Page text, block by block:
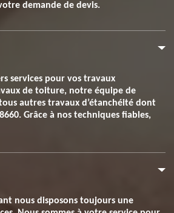
demande de devis.
services pour vos travaux
de toiture, notre équipe de
autres travaux d’étanchéité dont
Grâce à nos techniques fiables,
nous disposons toujours une